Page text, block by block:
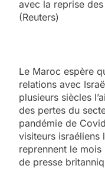
avec la reprise
(Reuters)
Le Maroc espère
relations avec
plusieurs siècles
des pertes du
pandémie de
visiteurs israéliens
reprennent le
de presse